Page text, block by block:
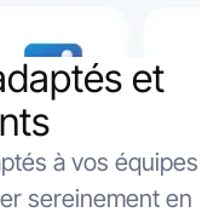
et
à vos équipes
sereinement en